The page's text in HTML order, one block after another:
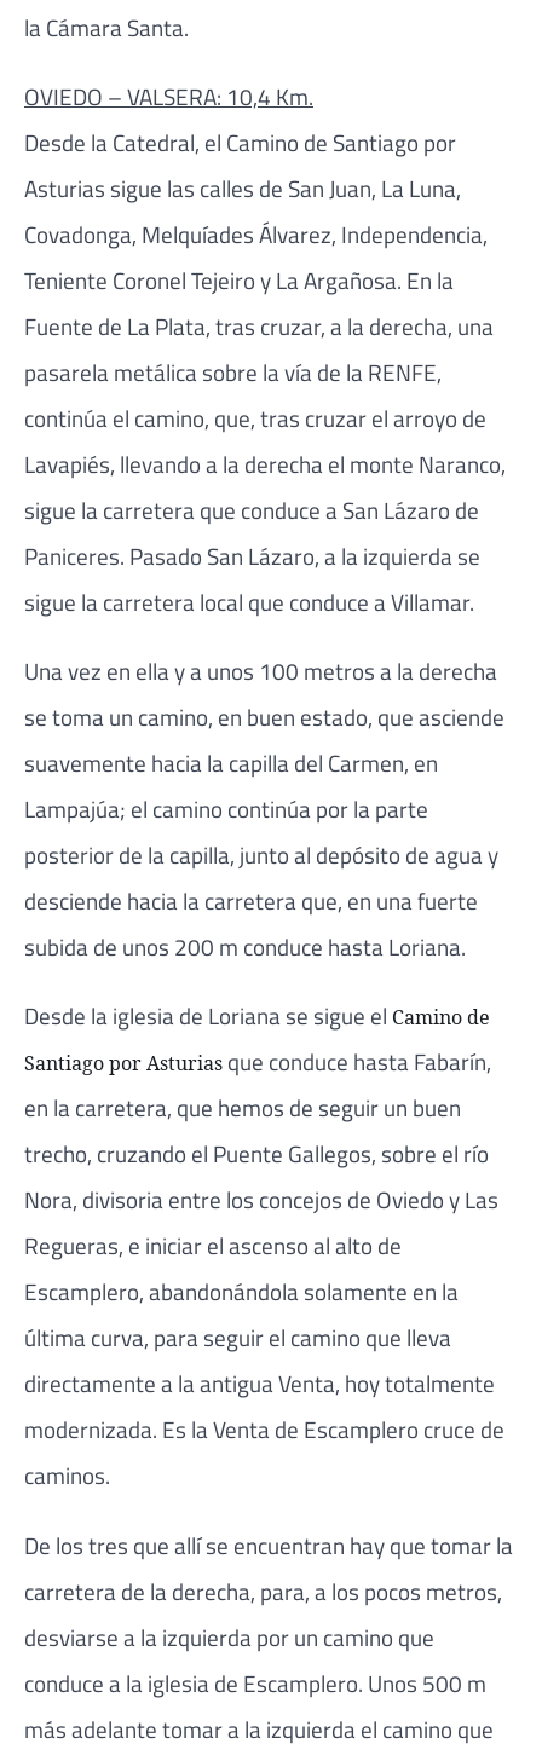
la Cámara Santa.
OVIEDO – VALSERA: 10,4 Km.
Desde la Catedral, el Camino de Santiago por
Asturias sigue las calles de San Juan, La Luna,
Covadonga, Melquíades Álvarez, Independencia,
Teniente Coronel Tejeiro y La Argañosa. En la
Fuente de La Plata, tras cruzar, a la derecha, una
pasarela metálica sobre la vía de la RENFE,
continúa el camino, que, tras cruzar el arroyo de
Lavapiés, llevando a la derecha el monte Naranco,
sigue la carretera que conduce a San Lázaro de
Paniceres. Pasado San Lázaro, a la izquierda se
sigue la carretera local que conduce a Villamar.
Una vez en ella y a unos 100 metros a la derecha
se toma un camino, en buen estado, que asciende
suavemente hacia la capilla del Carmen, en
Lampajúa; el camino continúa por la parte
posterior de la capilla, junto al depósito de agua y
desciende hacia la carretera que, en una fuerte
subida de unos 200 m conduce hasta Loriana.
Desde la iglesia de Loriana se sigue el Camino de
Santiago por Asturias que conduce hasta Fabarín,
en la carretera, que hemos de seguir un buen
trecho, cruzando el Puente Gallegos, sobre el río
Nora, divisoria entre los concejos de Oviedo y Las
Regueras, e iniciar el ascenso al alto de
Escamplero, abandonándola solamente en la
última curva, para seguir el camino que lleva
directamente a la antigua Venta, hoy totalmente
modernizada. Es la Venta de Escamplero cruce de
caminos.
De los tres que allí se encuentran hay que tomar la
carretera de la derecha, para, a los pocos metros,
desviarse a la izquierda por un camino que
conduce a la iglesia de Escamplero. Unos 500 m
más adelante tomar a la izquierda el camino que